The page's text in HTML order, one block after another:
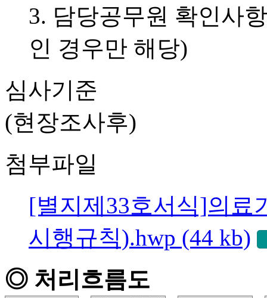
3. 담당공무원 확인사
인 경우만 해당)
심사기준
(현장조사후)
첨부파일
[별지제33호서식]의료
시행규칙).hwp (44 kb)
◎ 처리흐름도